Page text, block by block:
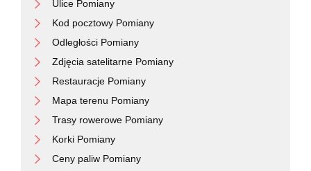
Ulice Pomiany
Kod pocztowy Pomiany
Odległości Pomiany
Zdjęcia satelitarne Pomiany
Restauracje Pomiany
Mapa terenu Pomiany
Trasy rowerowe Pomiany
Korki Pomiany
Ceny paliw Pomiany